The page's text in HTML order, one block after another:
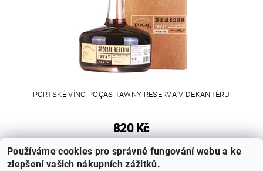
PORTSKÉ VÍNO POÇAS TAWNY RESERVA V DEKANTÉRU
820 Kč
1položek celkem
Používáme cookies pro správné fungování webu a ke
zlepšení vašich nákupních zážitků.